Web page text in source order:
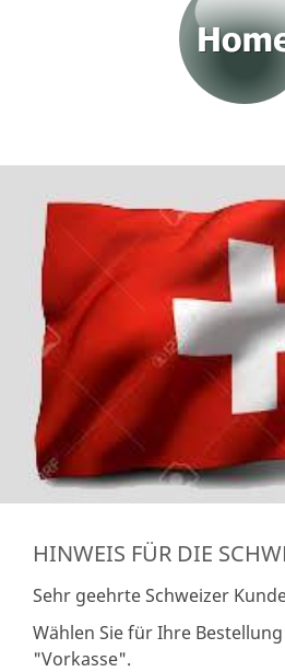
HINWEIS FÜR DIE
Sehr geehrte Schweizer
Wählen Sie für Ihre
"Vorkasse".